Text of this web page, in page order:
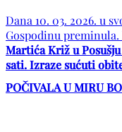
Dana 10. 03. 2026. u
Gospodinu preminula.
Martića Križ u Posušju
sati. Izraze sućuti
POČIVALA U MIRU